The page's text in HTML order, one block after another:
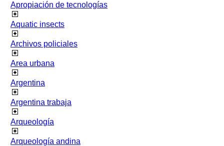
Apropiación de tecnologías
Aquatic insects
Archivos policiales
Area urbana
Argentina
Argentina trabaja
Arqueología
Arqueología andina